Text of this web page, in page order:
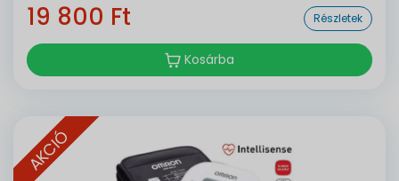
19 800 Ft Részletek
Kosárba
AKCIÓ